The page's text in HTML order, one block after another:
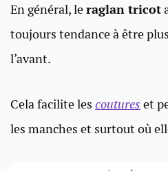
En général, leraglan tricot
toujours tendance à être
l’avant.
Cela facilite les coutures et
les manches et surtout où